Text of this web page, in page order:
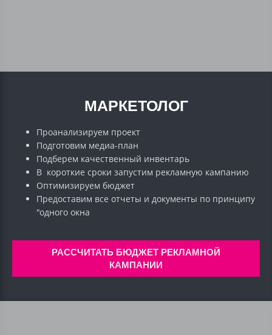
МАРКЕТОЛОГ
Проанализируем проект
Подготовим медиа-план
Подберем качественный инвентарь
В короткие сроки запустим рекламную кампанию
Оптимизируем бюджет
Предоставим все отчеты и документы по принципу
"одного окна
РАССЧИТАТЬ БЮДЖЕТ РЕКЛАМНОЙ
КАМПАНИИ